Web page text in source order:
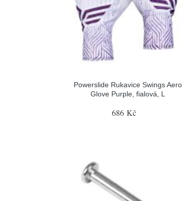
Powerslide Rukavice Swings Aero
Glove Purple, fialová, L
686 Kč